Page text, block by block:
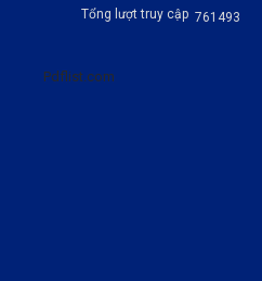
Tổng lượt truy cập 761493
Pdflist.com